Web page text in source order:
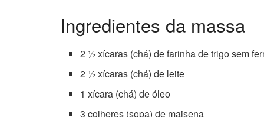
Ingredientes da massa
2 ½ xícaras (chá) de farinha de trigo sem
2 ½ xícaras (chá) de leite
1 xícara (chá) de óleo
3 colheres (sopa) de maisena